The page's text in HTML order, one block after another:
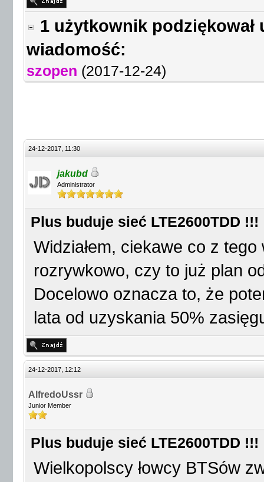
1 użytkownik
wiadomość:
szopen (2017-12-24)
24-12-2017, 11:30
jakubd
Administrator
Plus buduje sieć LTE2600TDD !!!
Widziałem, ciekawe co z
rozrywkowo, czy to już plan
Docelowo oznacza to, że
lata od uzyskania 50%
24-12-2017, 12:12
AlfredoUssr
Junior Member
Plus buduje sieć LTE2600TDD !!!
Wielkopolscy łowcy BTSów